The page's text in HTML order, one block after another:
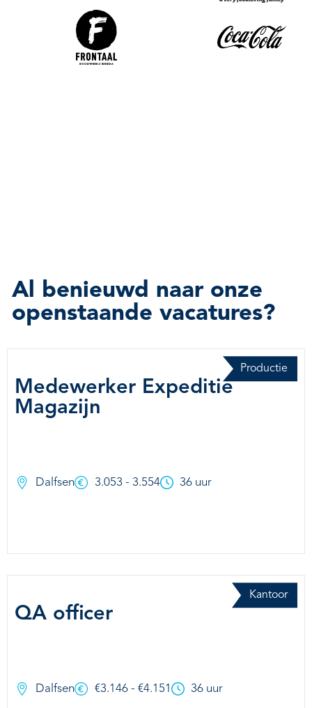
Al benieuwd naar onze
openstaande vacatures?
Productie
Medewerker Expeditie
Magazijn
Dalfsen 3.053 - 3.554 36 uur
Kantoor
QA officer
Dalfsen €3.146 - €4.151 36 uur